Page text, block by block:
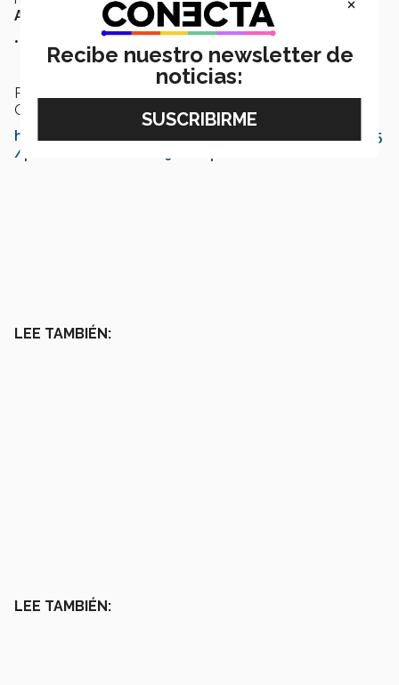
Azul.
• Semana 10.- Descanso.
Puedes consultar el calendario de juegos de la
Conferencia Premier CONADEIP en su sitio oficial:
http://www.conadeipfba.org.mx/calendarios/16315
/primera-fuerza/2019/temporada
LEE TAMBIÉN:
LEE TAMBIÉN:
Recibe nuestro newsletter de
noticias: